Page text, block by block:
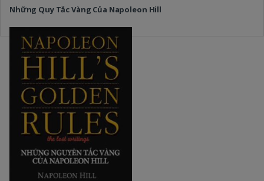
Những Quy Tắc Vàng Của Napoleon Hill